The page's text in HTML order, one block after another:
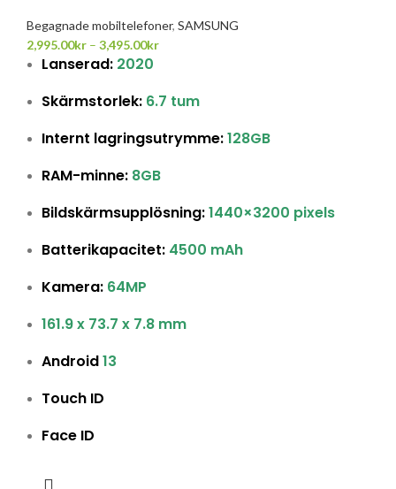
Begagnade mobiltelefoner, SAMSUNG
2,995.00kr – 3,495.00kr
Lanserad: 2020
Skärmstorlek: 6.7 tum
Internt lagringsutrymme:128GB
RAM-minne: 8GB
Bildskärmsupplösning:1440×3200 pixels
Batterikapacitet: 4500 mAh
Kamera: 64MP
161.9 x 73.7 x 7.8 mm
Android13
Touch ID
Face ID